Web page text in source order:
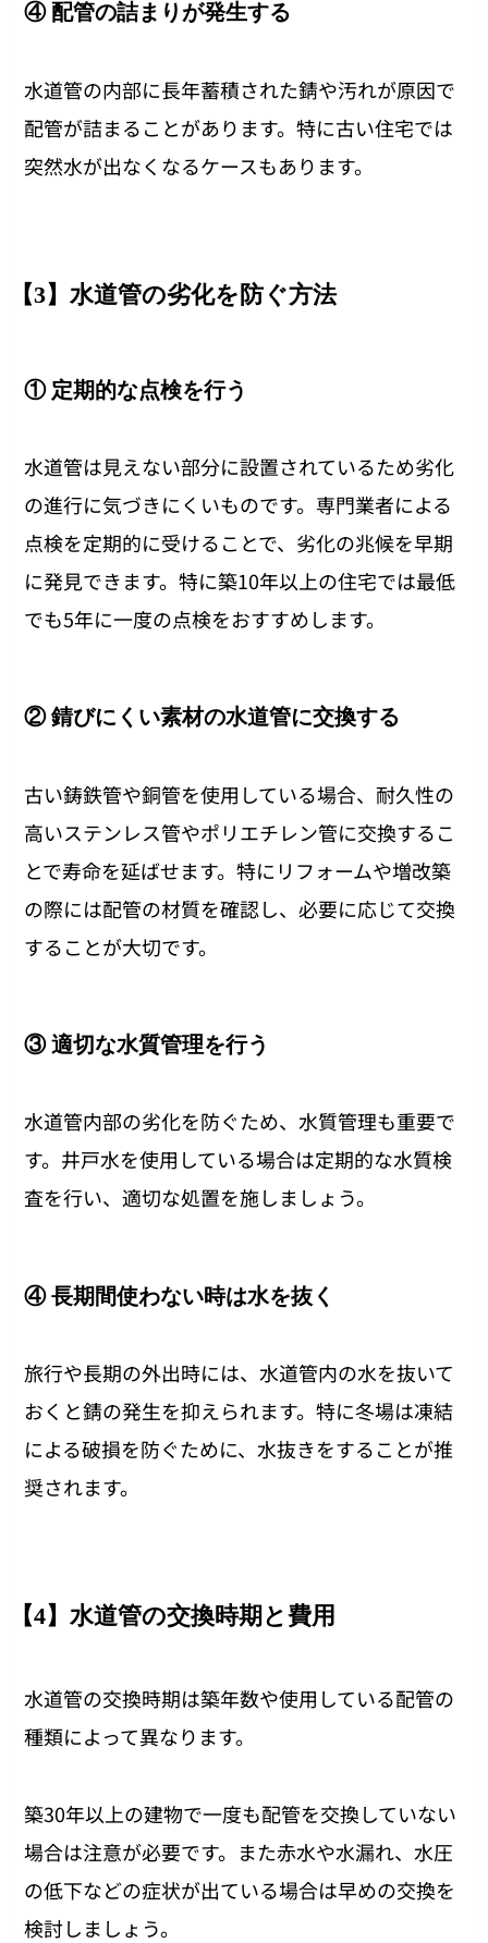
④ 配管の詰まりが発生する
水道管の内部に長年蓄積された錆や汚れが原因で
配管が詰まることがあります。特に古い住宅では
突然水が出なくなるケースもあります。
【3】水道管の劣化を防ぐ方法
① 定期的な点検を行う
水道管は見えない部分に設置されているため劣化
の進行に気づきにくいものです。専門業者による
点検を定期的に受けることで、劣化の兆候を早期
に発見できます。特に築10年以上の住宅では最低
でも5年に一度の点検をおすすめします。
② 錆びにくい素材の水道管に交換する
古い鋳鉄管や銅管を使用している場合、耐久性の
高いステンレス管やポリエチレン管に交換するこ
とで寿命を延ばせます。特にリフォームや増改築
の際には配管の材質を確認し、必要に応じて交換
することが大切です。
③ 適切な水質管理を行う
水道管内部の劣化を防ぐため、水質管理も重要で
す。井戸水を使用している場合は定期的な水質検
査を行い、適切な処置を施しましょう。
④ 長期間使わない時は水を抜く
旅行や長期の外出時には、水道管内の水を抜いて
おくと錆の発生を抑えられます。特に冬場は凍結
による破損を防ぐために、水抜きをすることが推
奨されます。
【4】水道管の交換時期と費用
水道管の交換時期は築年数や使用している配管の
種類によって異なります。
築30年以上の建物で一度も配管を交換していない
場合は注意が必要です。また赤水や水漏れ、水圧
の低下などの症状が出ている場合は早めの交換を
検討しましょう。